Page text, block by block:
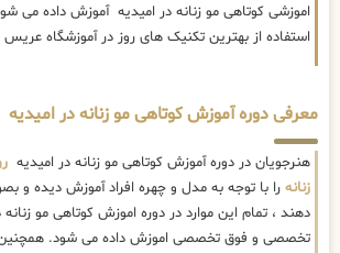
اموزشی کوتاهی مو زنانه در امیدیه آموزش داده می
استفاده از بهترین تکنیک های روز در آموزشگاه
معرفی دوره آموزش کوتاهی مو زنانه در امیدیه
هنرجویان در دوره آموزش کوتاهی مو زنانه در امیدیه
زنانه را با توجه به مدل و چهره افراد آموزش دیده و
دهند ، تمام این موارد در دوره اموزش کوتاهی مو
تخصصی و فوق تخصصی اموزش داده می شود.